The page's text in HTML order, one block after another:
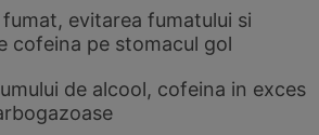
evitarea fumatului si
cofeina pe stomacul gol
de alcool, cofeina in exces